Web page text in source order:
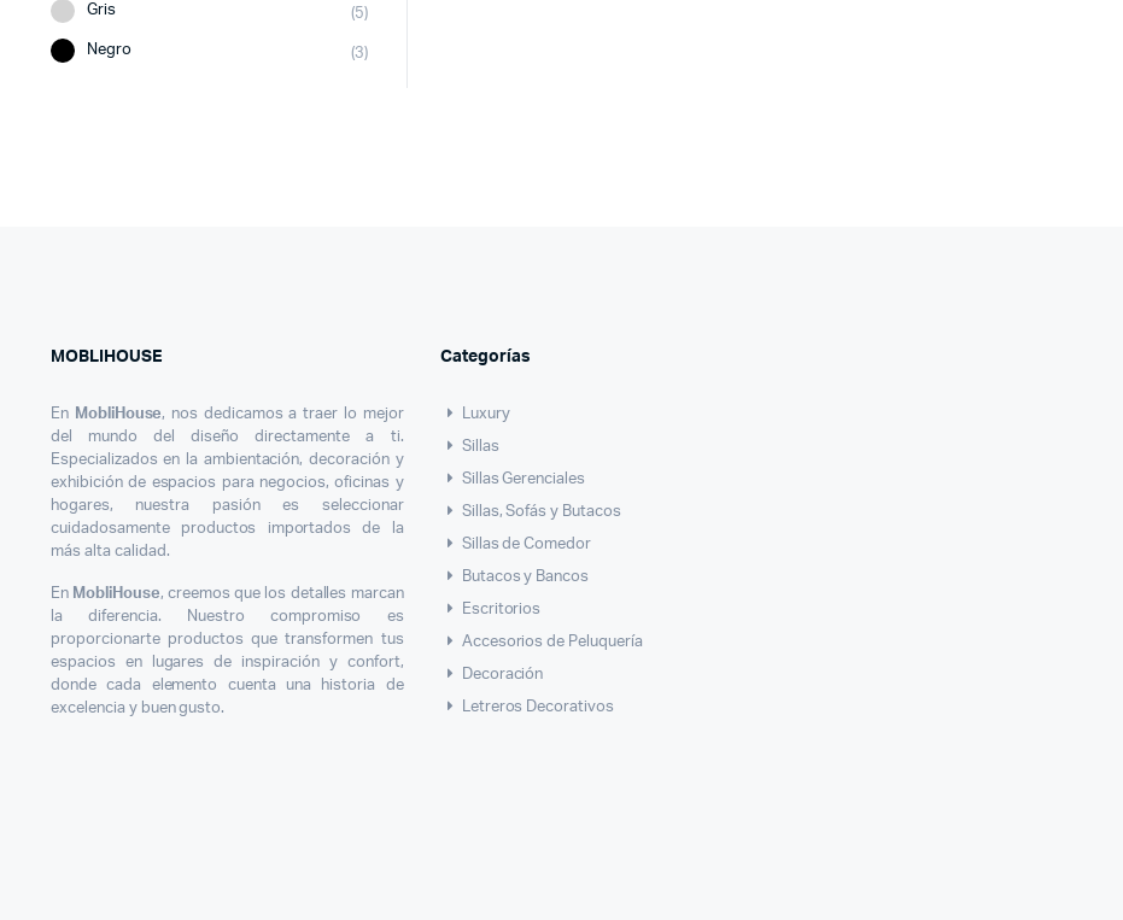
Gris (5)
Negro (3)
MOBLIHOUSE
En MobliHouse, nos dedicamos a traer lo mejor
del mundo del diseño directamente a ti.
Especializados en la ambientación, decoración y
exhibición de espacios para negocios, oficinas y
hogares, nuestra pasión es seleccionar
cuidadosamente productos importados de la
más alta calidad.
En MobliHouse, creemos que los detalles marcan
la diferencia. Nuestro compromiso es
proporcionarte productos que transformen tus
espacios en lugares de inspiración y confort,
donde cada elemento cuenta una historia de
excelencia y buen gusto.
Categorías
Luxury
Sillas
Sillas Gerenciales
Sillas, Sofás y Butacos
Sillas de Comedor
Butacos y Bancos
Escritorios
Accesorios de Peluquería
Decoración
Letreros Decorativos